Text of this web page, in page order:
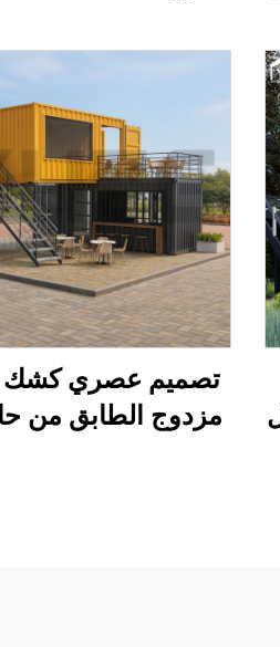
تصميم عصري كشك
مزدوج الطابق من